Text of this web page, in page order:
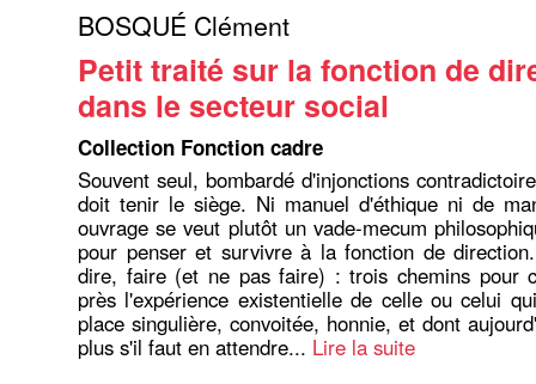
BOSQUÉ Clément
Petit traité sur la fonction de
dans le secteur social
Collection Fonction cadre
Souvent seul, bombardé d'injonctions
doit tenir le siège. Ni manuel d'éthique ni de
ouvrage se veut plutôt un vade-mecum
pour penser et survivre à la fonction de
dire, faire (et ne pas faire) : trois chemins pour
près l'expérience existentielle de celle ou celui
place singulière, convoitée, honnie, et dont
plus s'il faut en attendre... Lire la suite